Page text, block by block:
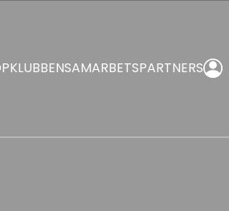
KLUBBENSAMARBETSPARTNERS